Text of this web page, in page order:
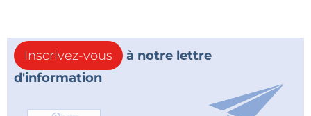
Inscrivez-vous
à notre lettre
d'information